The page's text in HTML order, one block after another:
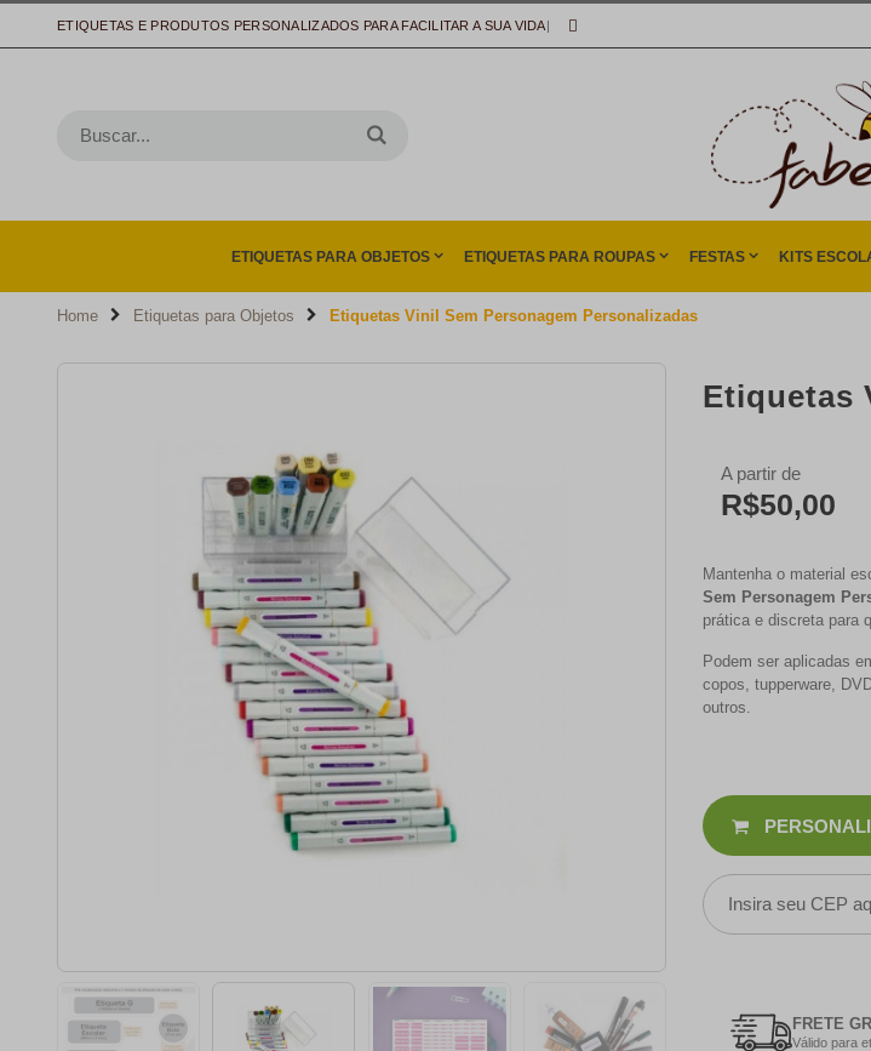
ETIQUETAS E PRODUTOS PERSONALIZADOS PARA FACILITAR A SUA VIDA|
ETIQUETAS PARA OBJETOS ETIQUETAS PARA ROUPAS FESTAS KITS
Home Etiquetas para Objetos Etiquetas Vinil Sem Personagem Personalizadas
Etiquetas
A partir de
R$50,00
Mantenha o material
Sem Personagem
prática e discreta para
Podem ser aplicadas
copos, tupperware,
outros.
FRETE
Válido para